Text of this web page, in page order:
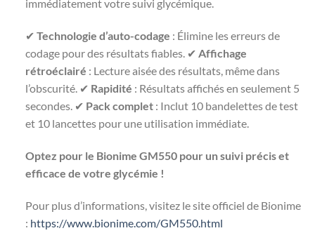
immédiatement votre suivi glycémique.
✔ Technologie d’auto-codage : Élimine les erreurs de
codage pour des résultats fiables. ✔ Affichage
rétroéclairé : Lecture aisée des résultats, même dans
l’obscurité. ✔ Rapidité : Résultats affichés en seulement 5
secondes. ✔ Pack complet: Inclut 10 bandelettes de test
et 10 lancettes pour une utilisation immédiate.
Optez pour le Bionime GM550 pour un suivi précis et
efficace de votre glycémie !
Pour plus d’informations, visitez le site officiel de Bionime
: https://www.bionime.com/GM550.html